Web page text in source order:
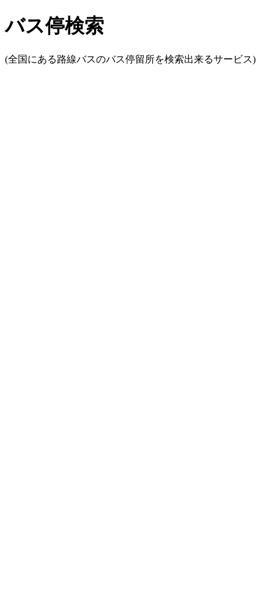
バス停検索
(全国にある路線バスのバス停留所を検索出来るサービス)